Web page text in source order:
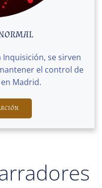
Inquisición, se sirven
el control de
Madrid.